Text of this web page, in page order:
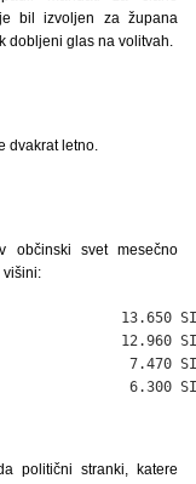
bil izvoljen za župana
dobljeni glas na volitvah.
dvakrat letno.
občinski svet mesečno
višini:
13.650
12.960
7.470
6.300
politični stranki, katere